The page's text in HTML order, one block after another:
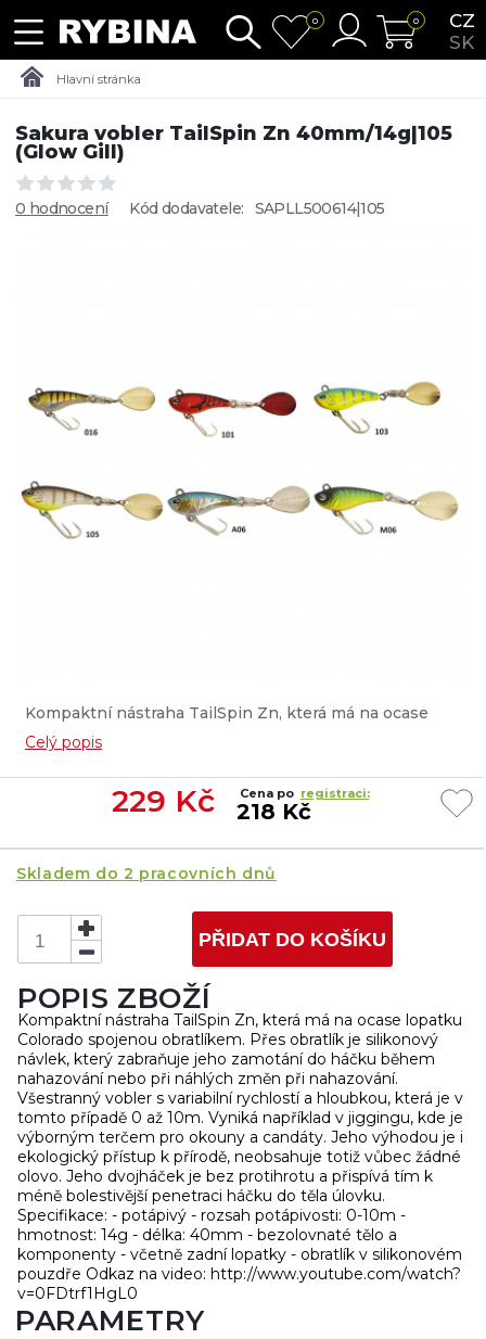
CZ
SK
0 0
Hlavní stránka
Sakura vobler TailSpin Zn 40mm/14g|105
(Glow Gill)
0 hodnocení Kód dodavatele: SAPLL500614|105
Kompaktní nástraha TailSpin Zn, která má na ocase
lopatku Colorado spojenou obratlíkem....
Celý popis
229 Kč Cena po registraci:
218 Kč
Skladem do 2 pracovních dnů
PŘIDAT DO KOŠÍKU
POPIS ZBOŽÍ
Kompaktní nástraha TailSpin Zn, která má na ocase lopatku
Colorado spojenou obratlíkem. Přes obratlík je silikonový
návlek, který zabraňuje jeho zamotání do háčku během
nahazování nebo při náhlých změn při nahazování.
Všestranný vobler s variabilní rychlostí a hloubkou, která je v
tomto případě 0 až 10m. Vyniká například v jiggingu, kde je
výborným terčem pro okouny a candáty. Jeho výhodou je i
ekologický přístup k přírodě, neobsahuje totiž vůbec žádné
olovo. Jeho dvojháček je bez protihrotu a přispívá tím k
méně bolestivější penetraci háčku do těla úlovku.
Specifikace: - potápivý - rozsah potápivosti: 0-10m -
hmotnost: 14g - délka: 40mm - bezolovnaté tělo a
komponenty - včetně zadní lopatky - obratlík v silikonovém
pouzdře Odkaz na video: http://www.youtube.com/watch?
v=0FDtrf1HgL0
PARAMETRY